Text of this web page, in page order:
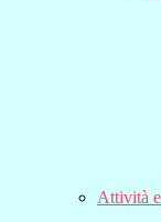
Attività